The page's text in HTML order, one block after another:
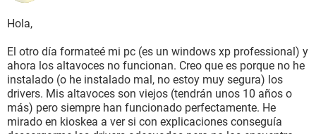
Hola,
El otro día formateé mi pc (es un windows xp professional) y
ahora los altavoces no funcionan. Creo que es porque no he
instalado (o he instalado mal, no estoy muy segura) los
drivers. Mis altavoces son viejos (tendrán unos 10 años o
más) pero siempre han funcionado perfectamente. He
mirado en kioskea a ver si con explicaciones conseguía